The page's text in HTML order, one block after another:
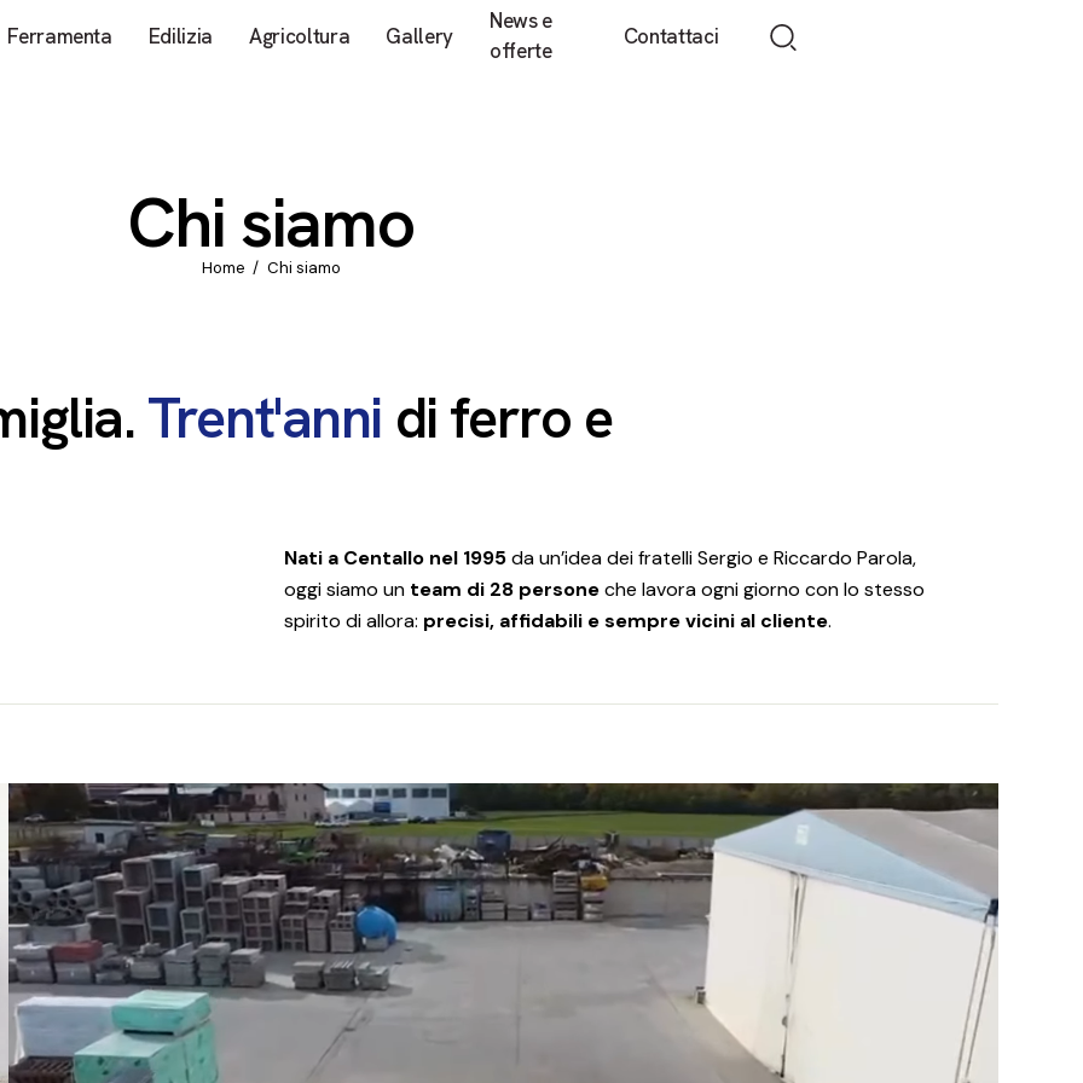
Ferramenta Edilizia Agricoltura Gallery
News e
offerte
Contattaci
Chi siamo
Home Chi siamo
Trent'anni diferro e
Nati a Centallo nel 1995da un’idea dei fratelli Sergio e Riccardo Parola,
oggi siamo un team di 28 personeche lavora ogni giorno con lo stesso
spirito di allora: precisi, affidabili e sempre vicini al cliente.